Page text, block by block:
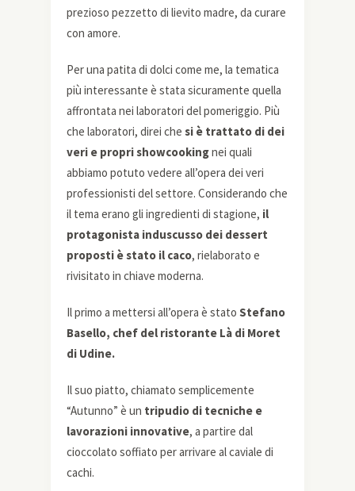
prezioso pezzetto di lievito madre, da curare
con amore.
Per una patita di dolci come me, la tematica
più interessante è stata sicuramente quella
affrontata nei laboratori del pomeriggio. Più
che laboratori, direi che si è trattato di dei
veri e propri showcookingnei quali
abbiamo potuto vedere all’opera dei veri
professionisti del settore. Considerando che
il tema erano gli ingredienti di stagione, il
protagonista induscusso dei dessert
proposti è stato il caco, rielaborato e
rivisitato in chiave moderna.
Il primo a mettersi all’opera è stato Stefano
Basello, chef del ristorante Là di Moret
di Udine.
Il suo piatto, chiamato semplicemente
“Autunno” è un tripudio di tecniche e
lavorazioni innovative, a partire dal
cioccolato soffiato per arrivare al caviale di
cachi.